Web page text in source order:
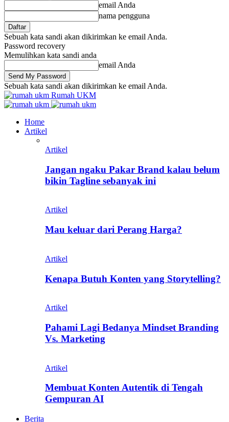
email Anda
nama pengguna
Sebuah kata sandi akan dikirimkan ke email Anda.
Password recovery
Memulihkan kata sandi anda
email Anda
Sebuah kata sandi akan dikirimkan ke email Anda.
Rumah UKM
Home
Artikel
Artikel
Jangan ngaku Pakar Brand kalau belum
bikin Tagline sebanyak ini
Artikel
Mau keluar dari Perang Harga?
Artikel
Kenapa Butuh Konten yang Storytelling?
Artikel
Pahami Lagi Bedanya Mindset Branding
Vs. Marketing
Artikel
Membuat Konten Autentik di Tengah
Gempuran AI
Berita